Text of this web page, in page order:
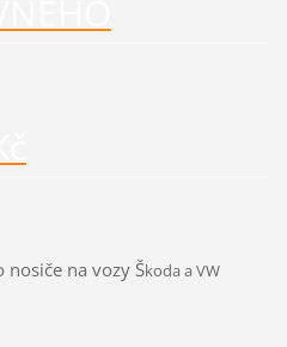
na vozy Škoda a VW